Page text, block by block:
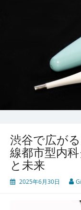
渋谷で広が
線都市型内
と未来
2025年6月30日